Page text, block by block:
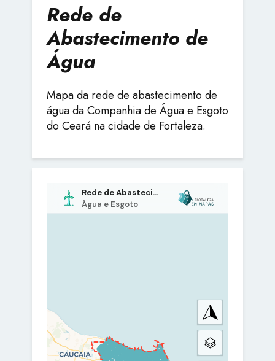
Rede de
Abastecimento de
Água
Mapa da rede de abastecimento de
água da Companhia de Água e Esgoto
do Ceará na cidade de Fortaleza.